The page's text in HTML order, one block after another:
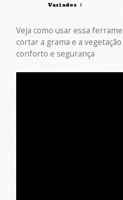
Variados /
Veja como usar essa
cortar a grama e a
conforto e segurança